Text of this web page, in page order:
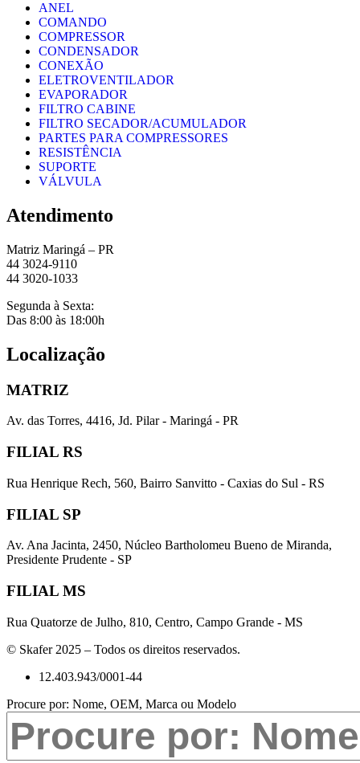
ANEL
COMANDO
COMPRESSOR
CONDENSADOR
CONEXÃO
ELETROVENTILADOR
EVAPORADOR
FILTRO CABINE
FILTRO SECADOR/ACUMULADOR
PARTES PARA COMPRESSORES
RESISTÊNCIA
SUPORTE
VÁLVULA
Atendimento
Matriz Maringá – PR
44 3024-9110
44 3020-1033
Segunda à Sexta:
Das 8:00 às 18:00h
Localização
MATRIZ
Av. das Torres, 4416, Jd. Pilar - Maringá - PR
FILIAL RS
Rua Henrique Rech, 560, Bairro Sanvitto - Caxias do Sul - RS
FILIAL SP
Av. Ana Jacinta, 2450, Núcleo Bartholomeu Bueno de Miranda,
Presidente Prudente - SP
FILIAL MS
Rua Quatorze de Julho, 810, Centro, Campo Grande - MS
© Skafer 2025 – Todos os direitos reservados.
12.403.943/0001-44
Procure por: Nome, OEM, Marca ou Modelo